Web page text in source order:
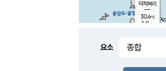
덕적북리
30.4℃
1.9m/s
요소